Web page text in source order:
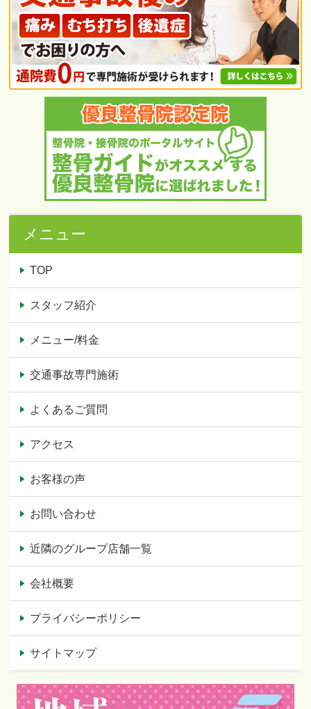
メニュー
TOP
スタッフ紹介
メニュー/料金
交通事故専門施術
よくあるご質問
アクセス
お客様の声
お問い合わせ
近隣のグループ店舗一覧
会社概要
プライバシーポリシー
サイトマップ